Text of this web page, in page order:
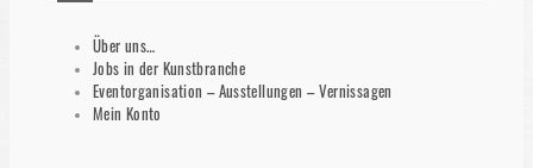
Über uns…
Jobs in der Kunstbranche
Eventorganisation – Ausstellungen – Vernissagen
Mein Konto